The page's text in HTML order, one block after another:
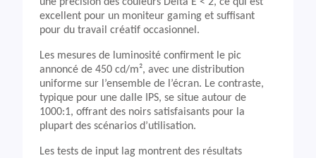
excellent pour un moniteur gaming et suffisant
pour du travail créatif occasionnel.
Les mesures de luminosité confirment le pic
annoncé de 450 cd/m², avec une distribution
uniforme sur l’ensemble de l’écran. Le contraste,
typique pour une dalle IPS, se situe autour de
1000:1, offrant des noirs satisfaisants pour la
plupart des scénarios d’utilisation.
Les tests de input lag montrent des résultats